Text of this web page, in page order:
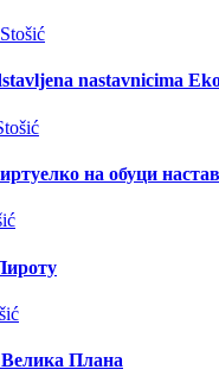
nastavnicima
на обуци
Плана